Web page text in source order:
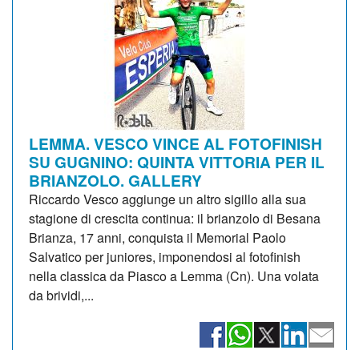
LEMMA. VESCO VINCE AL FOTOFINISH
SU GUGNINO: QUINTA VITTORIA PER IL
BRIANZOLO. GALLERY
Riccardo Vesco aggiunge un altro sigillo alla sua
stagione di crescita continua: il brianzolo di Besana
Brianza, 17 anni, conquista il Memorial Paolo
Salvatico per juniores, imponendosi al fotofinish
nella classica da Piasco a Lemma (Cn). Una volata
da brividi,...